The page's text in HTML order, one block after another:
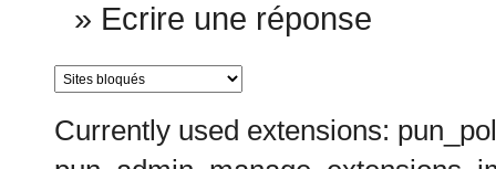
» Ecrire une réponse
Currently used extensions: